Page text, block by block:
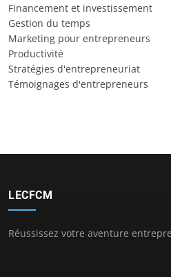
Financement et investissement
Gestion du temps
Marketing pour entrepreneurs
Productivité
Stratégies d'entrepreneuriat
Témoignages d'entrepreneurs
LECFCM
Réussissez votre aventure